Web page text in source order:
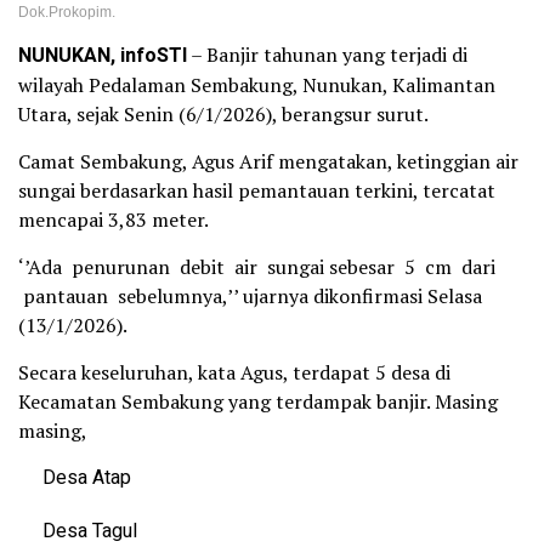
Dok.Prokopim.
NUNUKAN, infoSTI– Banjir tahunan yang terjadi di
wilayah Pedalaman Sembakung, Nunukan, Kalimantan
Utara, sejak Senin (6/1/2026), berangsur surut.
Camat Sembakung, Agus Arif mengatakan, ketinggian air
sungai berdasarkan hasil pemantauan terkini, tercatat
mencapai 3,83 meter.
‘’Ada penurunan debit air sungai sebesar 5 cm dari
pantauan sebelumnya,’’ ujarnya dikonfirmasi Selasa
(13/1/2026).
Secara keseluruhan, kata Agus, terdapat 5 desa di
Kecamatan Sembakung yang terdampak banjir. Masing
masing,
Desa Atap
Desa Tagul